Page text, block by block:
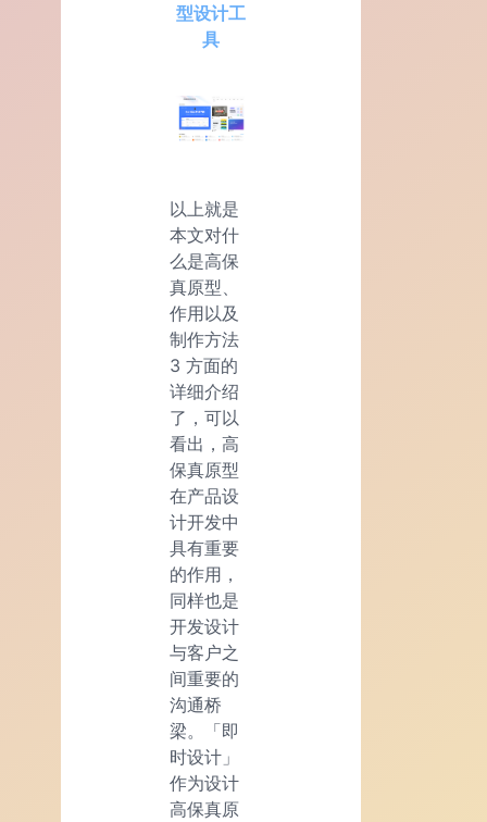
型设计工
具
以上就是
本文对什
么是高保
真原型、
作用以及
制作方法
3 方面的
详细介绍
了，可以
看出，高
保真原型
在产品设
计开发中
具有重要
的作用，
同样也是
开发设计
与客户之
间重要的
沟通桥
梁。「即
时设计」
作为设计
高保真原